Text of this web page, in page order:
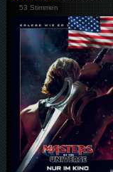
53 Stimmen